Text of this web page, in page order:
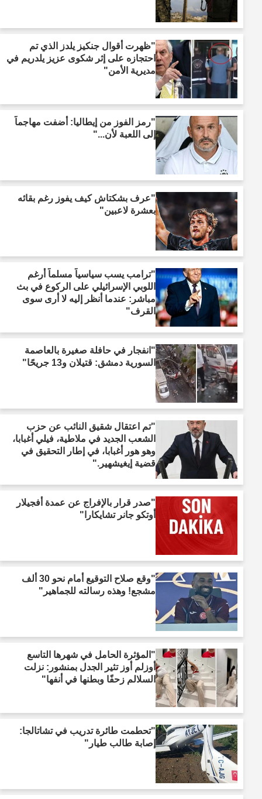
"ظهرت أقوال جنكيز يلدز الذي تم
احتجازه على إثر شكوى عزيز يلدريم في
مديرية الأمن"
"رمز الفوز من إيطاليا: أضفت مهاجماً
إلى اللعبة لأن..."
"عرف بشكتاش كيف يفوز رغم بقائه
بعشرة لاعبين"
"ترامب يسب سياسياً مسلماً أرغم
اللوبي الإسرائيلي على الركوع في بث
مباشر: عندما أنظر إليه لا أرى سوى
القرف"
"انفجار في حافلة صغيرة بالعاصمة
السورية دمشق: قتيلان و13 جريحًا"
"تم اعتقال شقيق النائب عن حزب
الشعب الجديد في ملاطية، فيلي أغبابا،
وهو هور أغبابا، في إطار التحقيق في
قضية إيغيشهير."
"صدر قرار بالإفراج عن عمدة أفجيلار
أوتكو جانر تشايكارا"
"وقع صلاح التوقيع أمام نحو 30 ألف
مشجع! وهذه رسالته للجماهير"
"المؤثرة الحامل في شهرها التاسع
أوزلم أوز تثير الجدل بمنشور: نزلت
السلالم زحفًا وبطنها في أنفها"
"تحطمت طائرة تدريب في تشاتالجا:
إصابة طالب طيار"